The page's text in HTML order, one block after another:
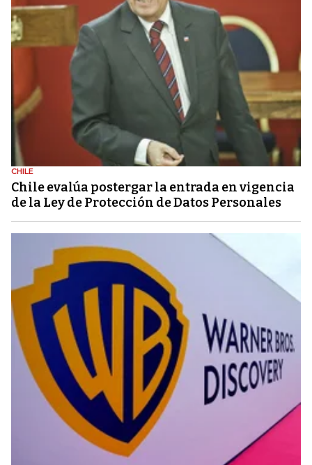
CHILE
Chile evalúa postergar la entrada en vigencia
de la Ley de Protección de Datos Personales